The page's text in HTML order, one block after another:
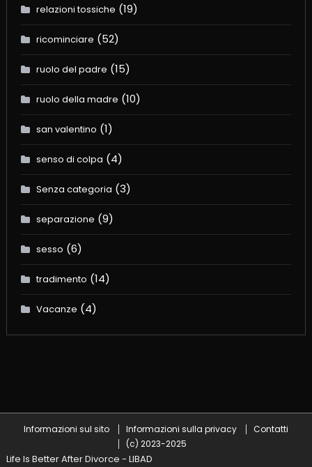
relazioni tossiche (19)
ricominciare (52)
ruolo del padre (15)
ruolo della madre (10)
san valentino (1)
senso di colpa (4)
Senza categoria (3)
separazione (9)
sesso (6)
tradimento (14)
Vacanze (4)
Informazioni sul sito Informazioni sulla privacy
Contatti
(c) 2023-2025
Life Is Better After Divorce - LIBAD